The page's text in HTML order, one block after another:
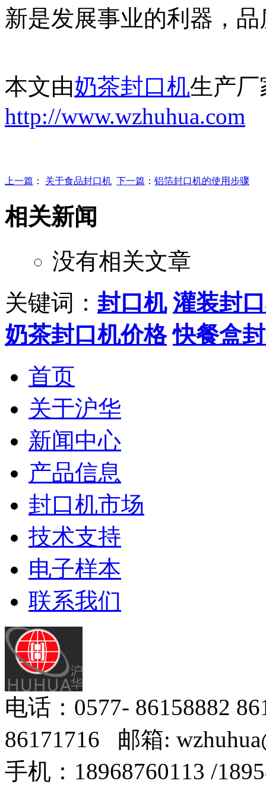
新是发展事业的利器，
本文由奶茶封口机生产厂
http://www.wzhuhua.com
上一篇 ： 关于食品封口机 下一篇 ： 铝箔封口机的使用步骤
相关新闻
没有相关文章
关键词： 封口机 灌装封
奶茶封口机价格 快餐盒
首页
关于沪华
新闻中心
产品信息
封口机市场
技术支持
电子样本
联系我们
电话：0577- 86158882
86171716 邮箱:
手机：18968760113 /